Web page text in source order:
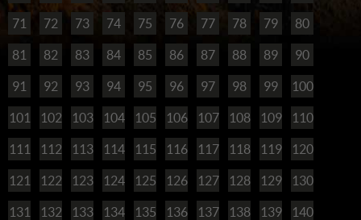
71 72 73 74 75 76 77 78 79 80
81 82 83 84 85 86 87 88 89 90
91 92 93 94 95 96 97 98 99 100
101 102 103 104 105 106 107 108 109 110
111 112 113 114 115 116 117 118 119 120
121 122 123 124 125 126 127 128 129 130
131 132 133 134 135 136 137 138 139 140